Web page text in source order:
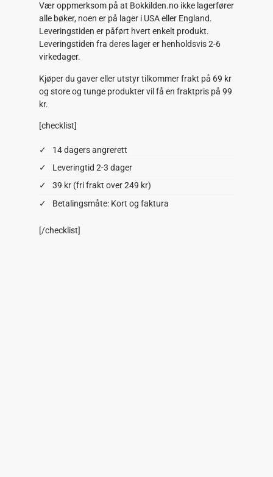
Vær oppmerksom på at Bokkilden.no ikke lagerfører
alle bøker, noen er på lager i USA eller England.
Leveringstiden er påført hvert enkelt produkt.
Leveringstiden fra deres lager er henholdsvis 2-6
virkedager.
Kjøper du gaver eller utstyr tilkommer frakt på 69 kr
og store og tunge produkter vil få en fraktpris på 99
kr.
[checklist]
14 dagers angrerett
Leveringtid 2-3 dager
39 kr (fri frakt over 249 kr)
Betalingsmåte: Kort og faktura
[/checklist]